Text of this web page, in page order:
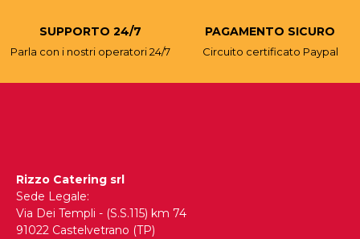
SUPPORTO 24/7
Parla con i nostri operatori 24/7
PAGAMENTO SICURO
Circuito certificato Paypal
Rizzo Catering srl
Sede Legale:
Via Dei Templi - (S.S.115) km 74
91022 Castelvetrano (TP)